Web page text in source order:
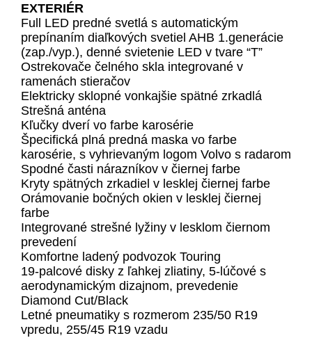
EXTERIÉR
Full LED predné svetlá s automatickým
prepínaním diaľkových svetiel AHB 1.generácie
(zap./vyp.), denné svietenie LED v tvare “T”
Ostrekovače čelného skla integrované v
ramenách stieračov
Elektricky sklopné vonkajšie spätné zrkadlá
Strešná anténa
Kľučky dverí vo farbe karosérie
Špecifická plná predná maska vo farbe
karosérie, s vyhrievaným logom Volvo s radarom
Spodné časti nárazníkov v čiernej farbe
Kryty spätných zrkadiel v lesklej čiernej farbe
Orámovanie bočných okien v lesklej čiernej
farbe
Integrované strešné lyžiny v lesklom čiernom
prevedení
Komfortne ladený podvozok Touring
19-palcové disky z ľahkej zliatiny, 5-lúčové s
aerodynamickým dizajnom, prevedenie
Diamond Cut/Black
Letné pneumatiky s rozmerom 235/50 R19
vpredu, 255/45 R19 vzadu